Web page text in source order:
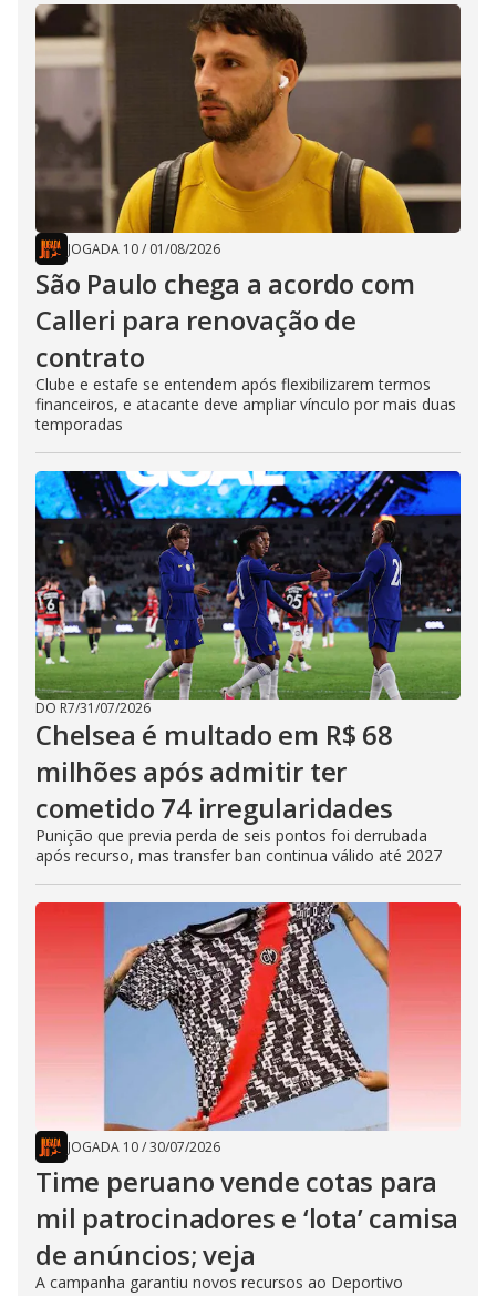
JOGADA 10/ 01/08/2026
São Paulo chega a acordo com
Calleri para renovação de
contrato
Clube e estafe se entendem após flexibilizarem termos
financeiros, e atacante deve ampliar vínculo por mais duas
temporadas
DO R7/31/07/2026
Chelsea é multado em R$ 68
milhões após admitir ter
cometido 74 irregularidades
Punição que previa perda de seis pontos foi derrubada
após recurso, mas transfer ban continua válido até 2027
JOGADA 10/30/07/2026
Time peruano vende cotas para
mil patrocinadores e ‘lota’ camisa
de anúncios; veja
A campanha garantiu novos recursos ao Deportivo